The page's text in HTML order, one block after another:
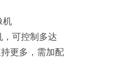
机
，可控制多达
更多，需加配